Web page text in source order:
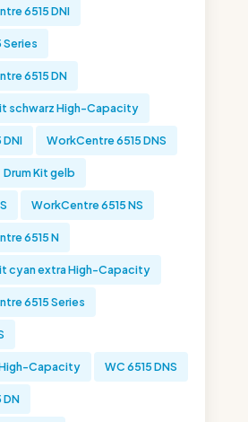
6515 DNI
Series
6515 DN
schwarz High-Capacity
DNI WorkCentre 6515 DNS
Drum Kit gelb
WorkCentre 6515 NS
6515 N
cyan extra High-Capacity
6515 Series
Capacity WC 6515 DNS
DN